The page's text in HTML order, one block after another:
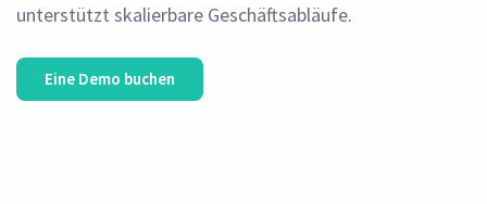
unterstützt skalierbare Geschäftsabläufe.
Eine Demo buchen